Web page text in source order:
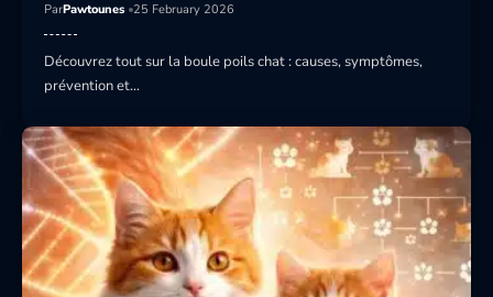
ParPawtounes 25 February 2026
Découvrez tout sur la boule poils chat : causes, symptômes,
prévention et…